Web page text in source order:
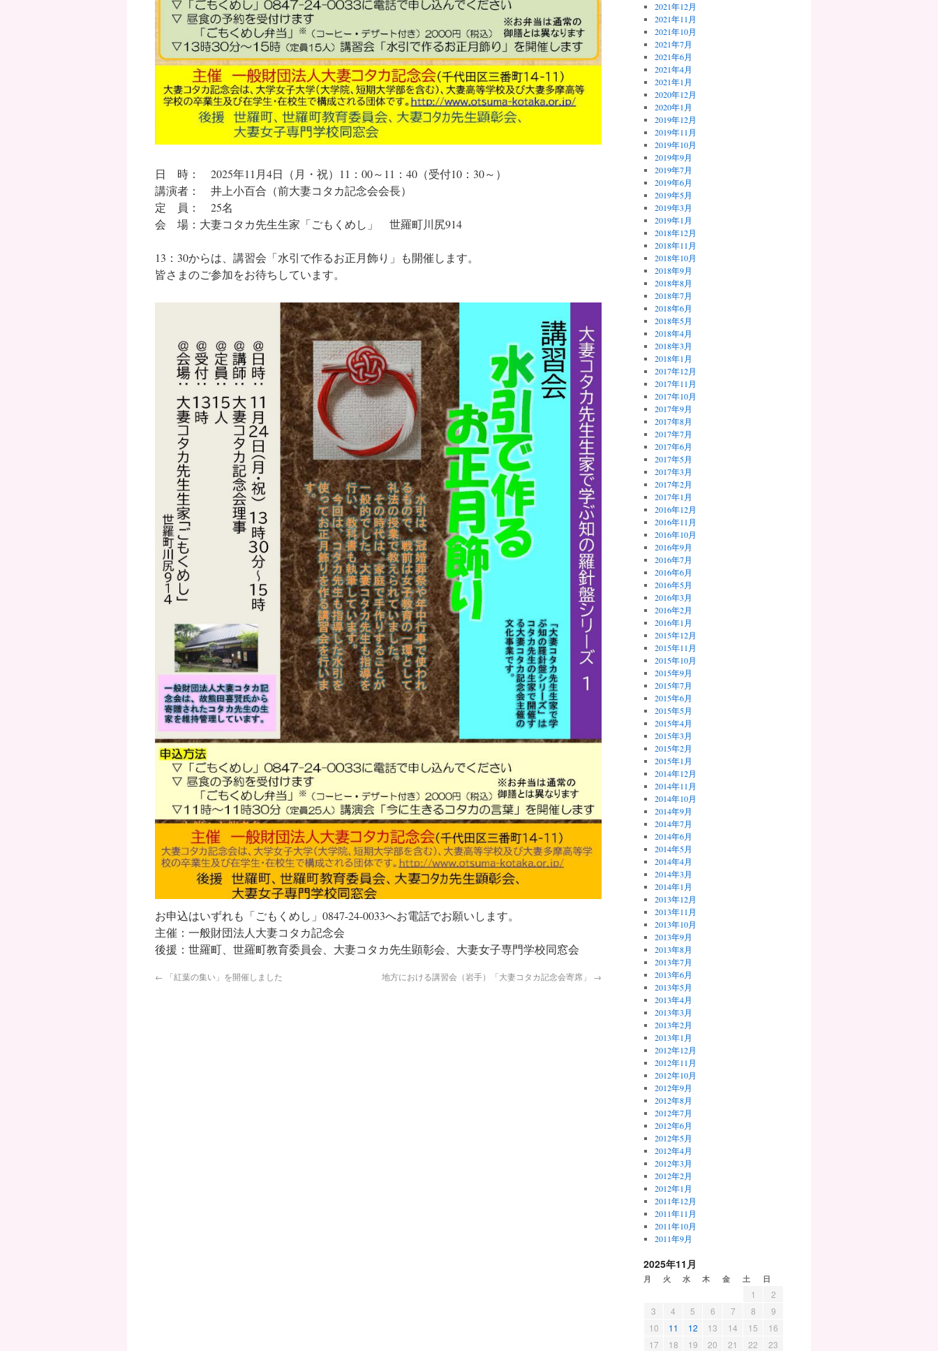
日 時： 2025年11月4日（月・祝）11：00～11：40（受付10：30～）
講演者： 井上小百合（前大妻コタカ記念会会長）
定 員： 25名
会 場：大妻コタカ先生生家「ごもくめし」 世羅町川尻914
13：30からは、講習会「水引で作るお正月飾り」も開催します。
皆さまのご参加をお待ちしています。
お申込はいずれも「ごもくめし」0847-24-0033へお電話でお願いします。
主催：一般財団法人大妻コタカ記念会
後援：世羅町、世羅町教育委員会、大妻コタカ先生顕彰会、大妻女子専門学校同窓会
← 「紅葉の集い」を開催しました 地方における講習会（岩手）「大妻コタカ記念会寄席」 →
2021年12月
2021年11月
2021年10月
2021年7月
2021年6月
2021年4月
2021年1月
2020年12月
2020年1月
2019年12月
2019年11月
2019年10月
2019年9月
2019年7月
2019年6月
2019年5月
2019年3月
2019年1月
2018年12月
2018年11月
2018年10月
2018年9月
2018年8月
2018年7月
2018年6月
2018年5月
2018年4月
2018年3月
2018年1月
2017年12月
2017年11月
2017年10月
2017年9月
2017年8月
2017年7月
2017年6月
2017年5月
2017年3月
2017年2月
2017年1月
2016年12月
2016年11月
2016年10月
2016年9月
2016年7月
2016年6月
2016年5月
2016年3月
2016年2月
2016年1月
2015年12月
2015年11月
2015年10月
2015年9月
2015年7月
2015年6月
2015年5月
2015年4月
2015年3月
2015年2月
2015年1月
2014年12月
2014年11月
2014年10月
2014年9月
2014年7月
2014年6月
2014年5月
2014年4月
2014年3月
2014年1月
2013年12月
2013年11月
2013年10月
2013年9月
2013年8月
2013年7月
2013年6月
2013年5月
2013年4月
2013年3月
2013年2月
2013年1月
2012年12月
2012年11月
2012年10月
2012年9月
2012年8月
2012年7月
2012年6月
2012年5月
2012年4月
2012年3月
2012年2月
2012年1月
2011年12月
2011年11月
2011年10月
2011年9月
2025年11月
月 火 水 木 金 土 日
1
2
3
4 5 6 7 8
9
10
11 12 13 14 15
16
17
18 19 20 21 22 23